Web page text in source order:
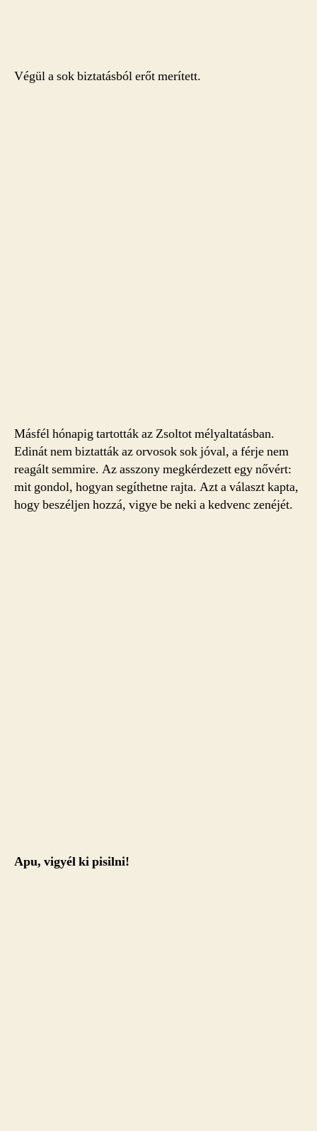
Végül a sok biztatásból erőt merített.
Másfél hónapig tartották az Zsoltot mélyaltatásban.
Edinát nem biztatták az orvosok sok jóval, a férje nem
reagált semmire. Az asszony megkérdezett egy nővért:
mit gondol, hogyan segíthetne rajta. Azt a választ kapta,
hogy beszéljen hozzá, vigye be neki a kedvenc zenéjét.
Apu, vigyél ki pisilni!